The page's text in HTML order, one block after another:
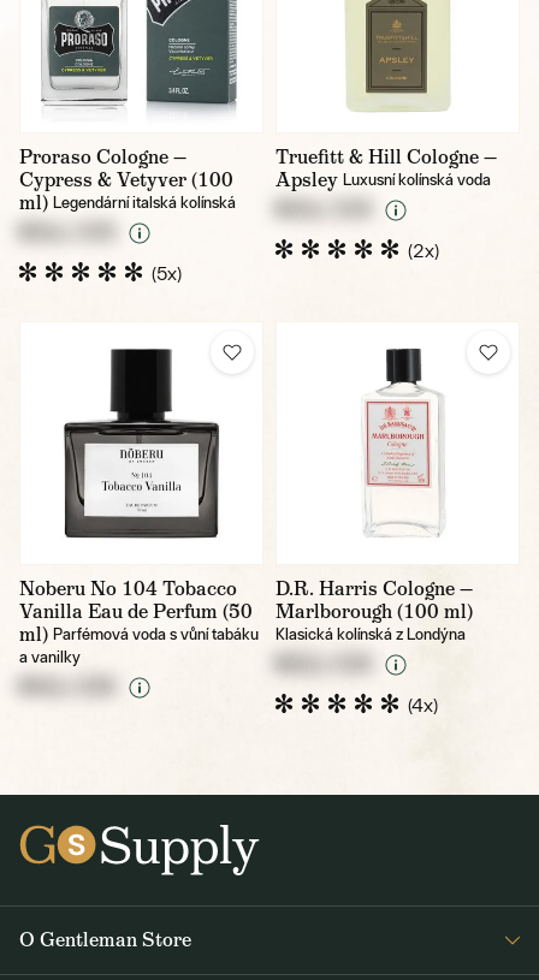
Proraso Cologne —
Cypress & Vetyver (100
ml) Legendární italská kolínská
(5x)
Truefitt & Hill Cologne —
Apsley Luxusní kolínská voda
(2x)
Noberu No 104 Tobacco
Vanilla Eau de Perfum (50
ml) Parfémová voda s vůní tabáku
a vanilky
D.R. Harris Cologne —
Marlborough (100 ml)
Klasická kolínská z Londýna
(4x)
O Gentleman Store